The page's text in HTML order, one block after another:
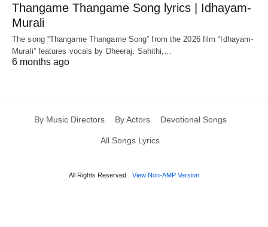
Thangame Thangame Song lyrics | Idhayam-
Murali
The song “Thangame Thangame Song” from the 2026 film “Idhayam-
Murali” features vocals by Dheeraj, Sahithi,…
6 months ago
By Music Directors By Actors Devotional Songs
All Songs Lyrics
All Rights Reserved View Non-AMP Version